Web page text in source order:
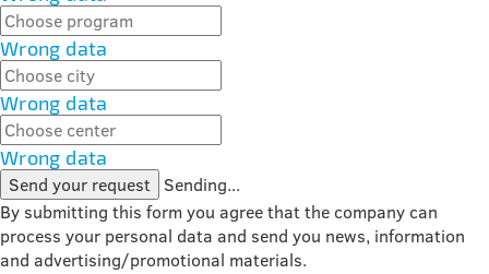
Wrong data
Wrong data
Wrong data
Send your request Sending...
By submitting this form you agree that the company can
process your personal data and send you news, information
and advertising/promotional materials.